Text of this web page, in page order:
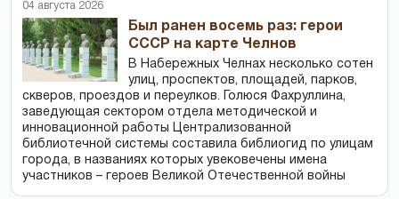
04 августа 2026
Был ранен восемь раз: герои
СССР на карте Челнов
В Набережных Челнах несколько сотен
улиц, проспектов, площадей, парков,
скверов, проездов и переулков. Голюся Фахруллина,
заведующая сектором отдела методической и
инновационной работы Централизованной
библиотечной системы составила библиогид по улицам
города, в названиях которых увековечены имена
участников – героев Великой Отечественной войны